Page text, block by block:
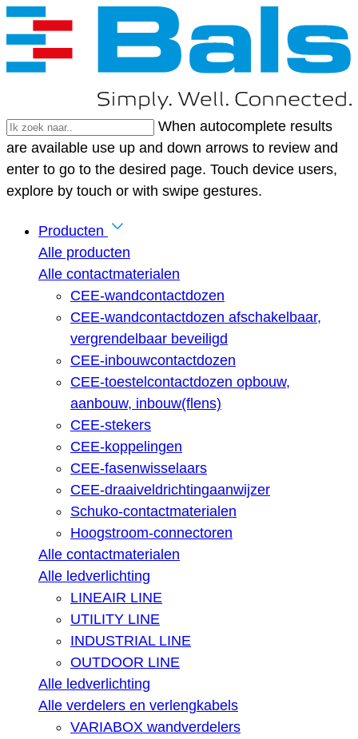
When autocomplete results
are available use up and down arrows to review and
enter to go to the desired page. Touch device users,
explore by touch or with swipe gestures.
Producten
Alle producten
Alle contactmaterialen
CEE-wandcontactdozen
CEE-wandcontactdozen afschakelbaar,
vergrendelbaar beveiligd
CEE-inbouwcontactdozen
CEE-toestelcontactdozen opbouw,
aanbouw, inbouw(flens)
CEE-stekers
CEE-koppelingen
CEE-fasenwisselaars
CEE-draaiveldrichtingaanwijzer
Schuko-contactmaterialen
Hoogstroom-connectoren
Alle contactmaterialen
Alle ledverlichting
LINEAIR LINE
UTILITY LINE
INDUSTRIAL LINE
OUTDOOR LINE
Alle ledverlichting
Alle verdelers en verlengkabels
VARIABOX wandverdelers